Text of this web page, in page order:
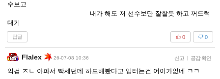
수보고
내가 해도 저 선수보단 잘할듯 하고 꺼드럭
대기
답글 0
0
Flalex 26-07-08 10:36 신고 | 공감 확인
익검 ㅈㄴ 아파서 빡세던데 하드해봤다고 입터는건 어이가없네 ㅋㅋ